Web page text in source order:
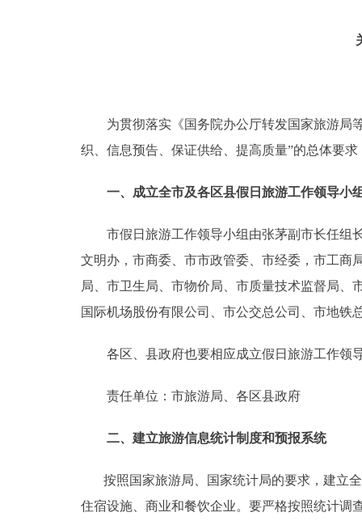
绿色北京
ENGLISH
DEUTSCH
为贯彻落实《国务院办公厅转发国家旅游局等
织、信息预告、保证供给、提高质量”的总体要
一、成立全市及各区县假日旅游工作领导小
市假日旅游工作领导小组由张茅副市长任组长
文明办，市商委、市市政管委、市经委，市工商
局、市卫生局、市物价局、市质量技术监督局
国际机场股份有限公司、市公交总公司、市地
各区、县政府也要相应成立假日旅游工作领
责任单位：市旅游局、各区县政府
二、建立旅游信息统计制度和预报系统
按照国家旅游局、国家统计局的要求，建立全
住宿设施、商业和餐饮企业。要严格按照统计调